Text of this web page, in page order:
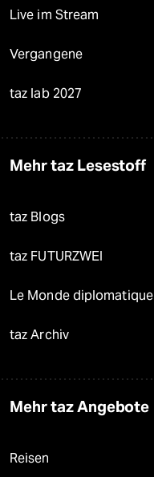
Live im Stream
Vergangene
taz lab 2027
Mehr taz Lesestoff
taz Blogs
taz FUTURZWEI
Le Monde diplomatique
taz Archiv
Mehr taz Angebote
Reisen